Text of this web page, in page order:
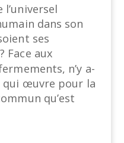
dans son
ses
Face aux
n’y a-
qui œuvre pour la
qu’est